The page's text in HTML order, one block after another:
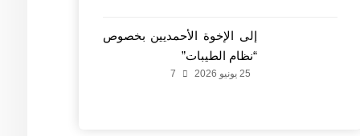
إلى الإخوة الأحمديين بخصوص
“نظام الطيبات”
25 يونيو 2026 7